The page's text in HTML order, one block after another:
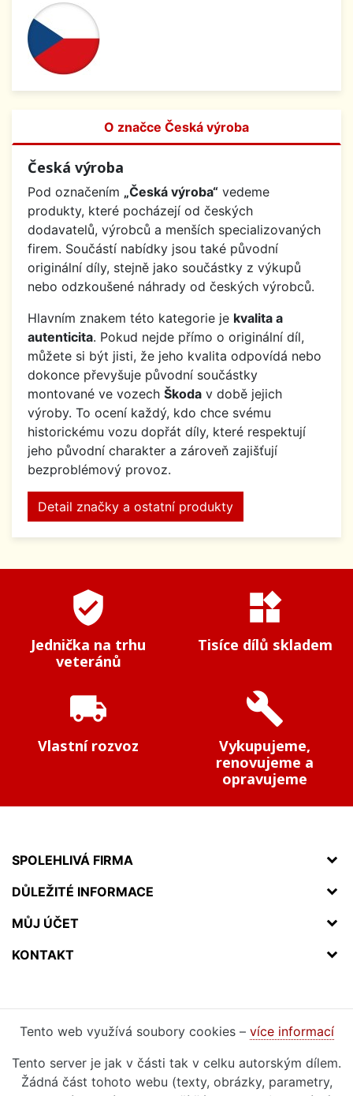
O značce Česká výroba
Česká výroba
Pod označením „Česká výroba“ vedeme
produkty, které pocházejí od českých
dodavatelů, výrobců a menších specializovaných
firem. Součástí nabídky jsou také původní
originální díly, stejně jako součástky z výkupů
nebo odzkoušené náhrady od českých výrobců.
Hlavním znakem této kategorie je kvalita a
autenticita. Pokud nejde přímo o originální díl,
můžete si být jisti, že jeho kvalita odpovídá nebo
dokonce převyšuje původní součástky
montované ve vozech Škoda v době jejich
výroby. To ocení každý, kdo chce svému
historickému vozu dopřát díly, které respektují
jeho původní charakter a zároveň zajišťují
bezproblémový provoz.
Detail značky a ostatní produkty
verified_user
Jednička na trhu
veteránů
widgets
Tisíce dílů skladem
local_shipping
Vlastní rozvoz
build
Vykupujeme,
renovujeme a
opravujeme
SPOLEHLIVÁ FIRMA
DŮLEŽITÉ INFORMACE
MŮJ ÚČET
KONTAKT
Tento web využívá soubory cookies – více informací
Tento server je jak v části tak v celku autorským dílem.
Žádná část tohoto webu (texty, obrázky, parametry,